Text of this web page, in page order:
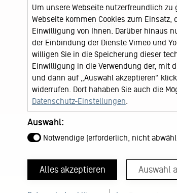
News
Locations
Um unsere Webseite nutzerfreundlich
Webseite kommen Cookies zum
Einwilligung von Ihnen. Darüber hinaus
der Einbindung der Dienste Vimeo und
willigen Sie in die Speicherung dieser
Einwilligung in die Verwendung der, mit
und dann auf „Auswahl akzeptieren“
widerrufen. Dort hahaben Sie auch die
Datenschutz-Einstellungen
Auswahl:
Notwendige (erforderlich, nicht
Alles akzeptieren Auswahl